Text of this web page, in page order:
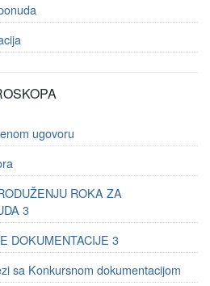
ugovoru
ROKA ZA
3
DOKUMENTACIJE 3
sa Konkursnom dokumentacijom